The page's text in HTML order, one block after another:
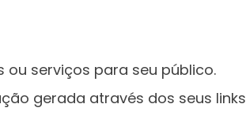
serviços para seu público.
gerada através dos seus links